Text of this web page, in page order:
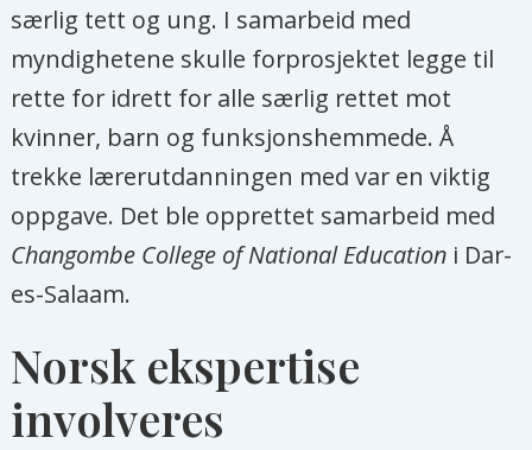
særlig tett og ung. I samarbeid med
myndighetene skulle forprosjektet legge til
rette for idrett for alle særlig rettet mot
kvinner, barn og funksjonshemmede. Å
trekke lærerutdanningen med var en viktig
oppgave. Det ble opprettet samarbeid med
Changombe College of National Education i Dar-
es-Salaam.
Norsk ekspertise
involveres